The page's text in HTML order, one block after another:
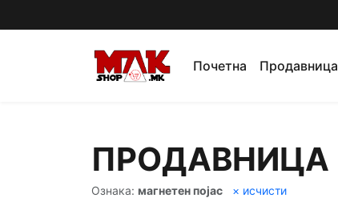
Почетна Продавница
ПРОДАВНИЦА
Ознака: магнетен појас × исчисти